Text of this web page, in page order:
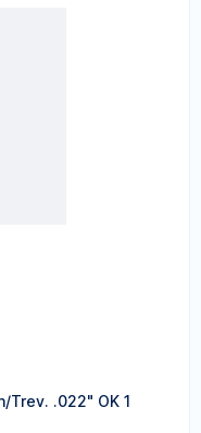
Trev. .022" OK 1